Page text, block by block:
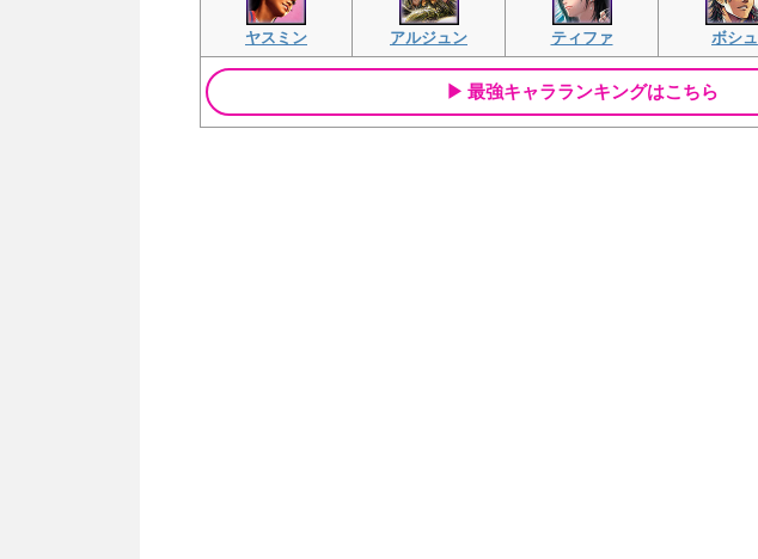
ヤスミン アルジュン ティファ ボシュ
最強キャラランキングはこちら